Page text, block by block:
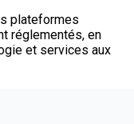
plateformes
réglementés, en
et services aux